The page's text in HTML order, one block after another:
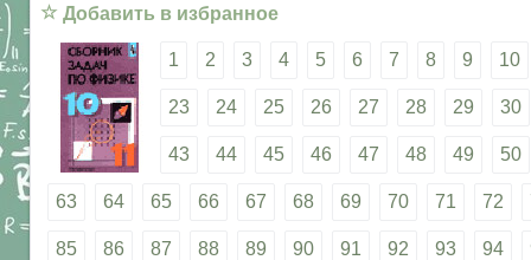
☆ Добавить в избранное
1 2 3 4 5 6 7 8 9 10
23 24 25 26 27 28 29 30
43 44 45 46 47 48 49 50
63 64 65 66 67 68 69 70 71 72
85 86 87 88 89 90 91 92 93 94